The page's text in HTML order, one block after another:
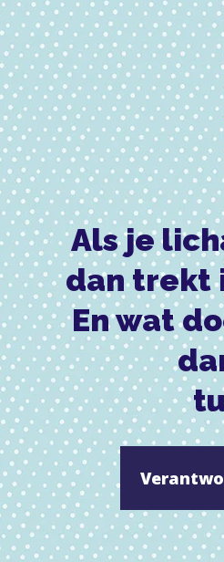
Als je
dan trekt
En wat